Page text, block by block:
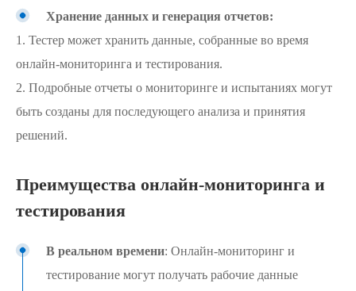
Хранение данных и генерация отчетов:
1. Тестер может хранить данные, собранные во время
онлайн-мониторинга и тестирования.
2. Подробные отчеты о мониторинге и испытаниях могут
быть созданы для последующего анализа и принятия
решений.
Преимущества онлайн-мониторинга и
тестирования
В реальном времени: Онлайн-мониторинг и
тестирование могут получать рабочие данные